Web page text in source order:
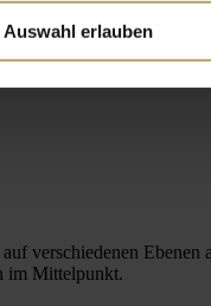
Auswahl erlauben
verschiedenen
im Mittelpunkt.